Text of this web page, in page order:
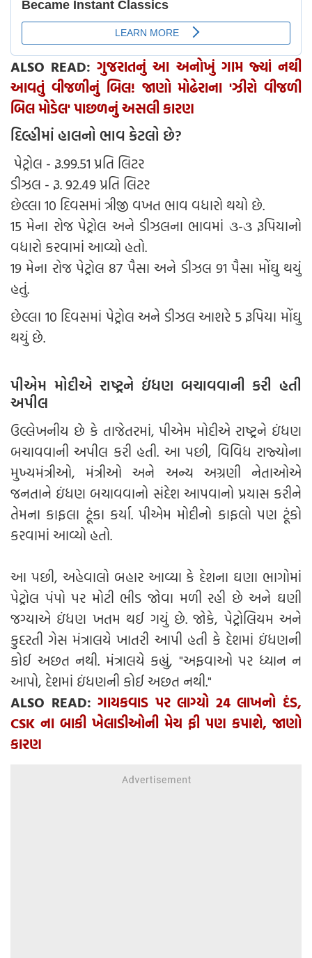
ALSO READ:ગુજરાતનું આ અનોખું ગામ જ્યાં નથી
આવતું વીજળીનું બિલ! જાણો મોઢેરાના 'ઝીરો વીજળી
બિલ મોડેલ' પાછળનું અસલી કારણ
દિલ્હીમાં હાલનો ભાવ કેટલો છે?
પેટ્રોલ - રૂ.99.51 પ્રતિ લિટર
ડીઝલ - રૂ. 92.49 પ્રતિ લિટર
છેલ્લા 10 દિવસમાં ત્રીજી વખત ભાવ વધારો થયો છે.
15 મેના રોજ પેટ્રોલ અને ડીઝલના ભાવમાં ૩-૩ રૂપિયાનો
વધારો કરવામાં આવ્યો હતો.
19 મેના રોજ પેટ્રોલ 87 પૈસા અને ડીઝલ 91 પૈસા મોંઘુ થયું
હતું.
છેલ્લા 10 દિવસમાં પેટ્રોલ અને ડીઝલ આશરે 5 રૂપિયા મોંઘુ
થયું છે.
પીએમ મોદીએ રાષ્ટ્રને ઇંધણ બચાવવાની કરી હતી
અપીલ
ઉલ્લેખનીય છે કે તાજેતરમાં, પીએમ મોદીએ રાષ્ટ્રને ઇંધણ
બચાવવાની અપીલ કરી હતી. આ પછી, વિવિધ રાજ્યોના
મુખ્યમંત્રીઓ, મંત્રીઓ અને અન્ય અગ્રણી નેતાઓએ
જનતાને ઇંધણ બચાવવાનો સંદેશ આપવાનો પ્રયાસ કરીને
તેમના કાફલા ટૂંકા કર્યા. પીએમ મોદીનો કાફલો પણ ટૂંકો
કરવામાં આવ્યો હતો.
આ પછી, અહેવાલો બહાર આવ્યા કે દેશના ઘણા ભાગોમાં
પેટ્રોલ પંપો પર મોટી ભીડ જોવા મળી રહી છે અને ઘણી
જગ્યાએ ઇંધણ ખતમ થઈ ગયું છે. જોકે, પેટ્રોલિયમ અને
કુદરતી ગેસ મંત્રાલયે ખાતરી આપી હતી કે દેશમાં ઇંધણની
કોઈ અછત નથી. મંત્રાલયે કહ્યું, "અફવાઓ પર ધ્યાન ન
આપો, દેશમાં ઇંધણની કોઈ અછત નથી."
ALSO READ:ગાયકવાડ પર લાગ્યો 24 લાખનો દંડ,
CSK ના બાકી ખેલાડીઓની મેચ ફી પણ કપાશે, જાણો
કારણ